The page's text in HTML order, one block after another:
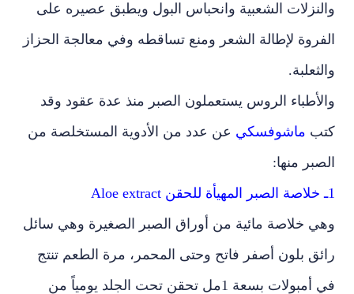
والنزلات الشعبية وانحباس البول ويطبق عصيره على
الفروة لإطالة الشعر ومنع تساقطه وفي معالجة الحزاز
والثعلبة.
والأطباء الروس يستعملون الصبر منذ عدة عقود وقد
كتب ماشوفسكي عن عدد من الأدوية المستخلصة من
الصبر منها:
1ـ خلاصة الصبر المهيأة للحقن Aloe extract
وهي خلاصة مائية من أوراق الصبر الصغيرة وهي سائل
رائق بلون أصفر فاتح وحتى المحمر، مرة الطعم تنتج
في أمبولات بسعة 1مل تحقن تحت الجلد يومياً من